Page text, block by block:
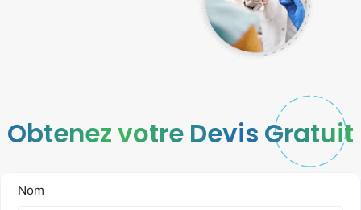
Obtenez votre Devis Gratuit